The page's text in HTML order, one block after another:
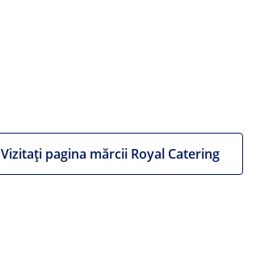
Vizitați pagina mărcii Royal Catering